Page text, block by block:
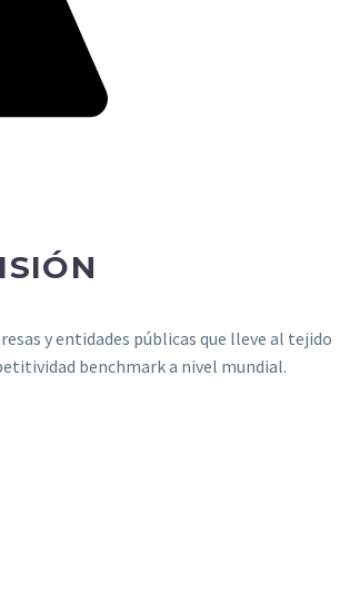
y entidades públicas que lleve al tejido
benchmark a nivel mundial.